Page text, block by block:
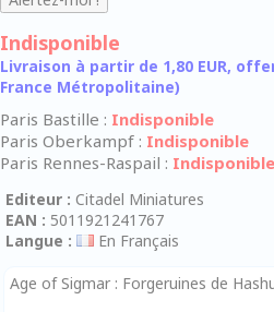
Indisponible
Livraison à partir de 1,80 EUR,
France Métropolitaine)
Paris Bastille : Indisponible
Paris Oberkampf : Indisponible
Paris Rennes-Raspail : Indisponible
Editeur : Citadel Miniatures
EAN : 5011921241767
Langue :
En Français
Age of Sigmar : Forgeruines de